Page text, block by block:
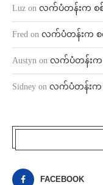
Luz on လက်ပံတန်းက စစ်
Fred on လက်ပံတန်းက စစ်
Austyn on လက်ပံတန်းက
Sidney on လက်ပံတန်းက
FACEBOOK